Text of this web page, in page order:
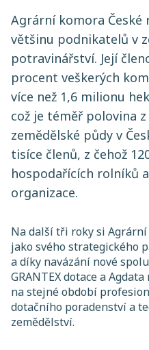
Agrární komora České
většinu podnikatelů v
potravinářství. Její
procent veškerých
více než 1,6 milionu
což je téměř polovina
zemědělské půdy v
tisíce členů, z čehož
hospodařících rolníků
organizace.
Na další tři roky si Agrární
jako svého strategického
a díky navázání nové
GRANTEX dotace a
na stejné období
dotačního poradenství a
zemědělství.